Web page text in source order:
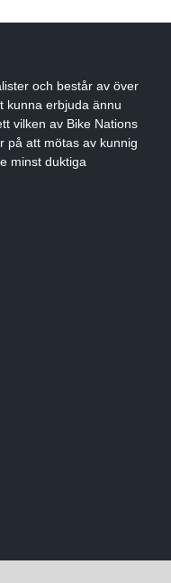
och består av över
kunna erbjuda ännu
vilken av Bike Nations
på att mötas av kunnig
minst duktiga